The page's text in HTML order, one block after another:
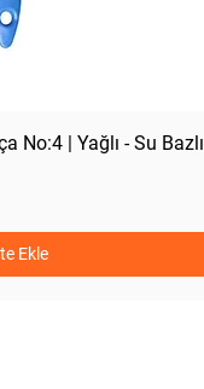
No:4 | Yağlı - Su Bazlı
Ekle